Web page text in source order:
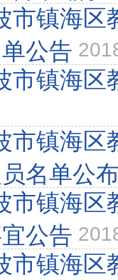
市镇海区
公告
市镇海区
市镇海区
名单公
市镇海区
公告
市镇海区